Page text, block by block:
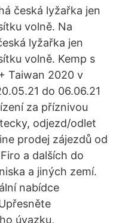
česká lyžařka jen
volně. Na
lyžařka jen
volně. Kemp s
Taiwan 2020 v
do 06.06.21
za příznivou
odjezd/odlet
prodej zájezdů od
a dalších do
a jiných zemí.
nabídce
úvazku,